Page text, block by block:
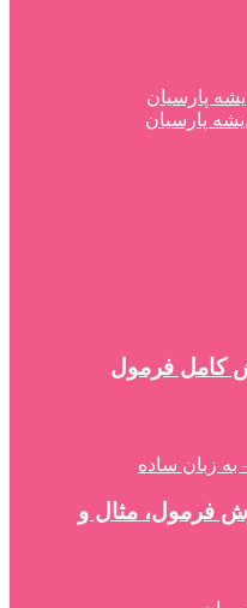
پارسیان
پارسیان
کامل فرمول
فرمول، مثال و